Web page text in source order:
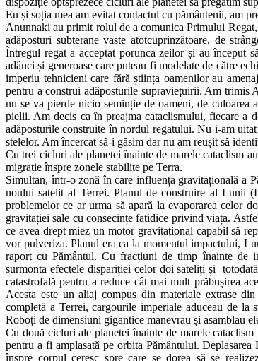
Eu și soția mea am evitat contactul cu pământenii, am
Anunnaki au primit rolul de a comunica Primului
adăposturi subterane vaste atotcuprinzătoare, de
Întregul regat a acceptat porunca zeilor și au început
adânci și generoase care puteau fi modelate de către
imperiu tehnicieni care fără știința oamenilor au
pentru a construi adăposturile supraviețuirii. Am trimis
nu se va pierde nicio seminție de oameni, de culoarea
pielii. Am decis ca în preajma cataclismului, fiecare a
adăposturile construite în nordul regatului. Nu i-am
stelelor. Am încercat să-i găsim dar nu am reușit să
Cu trei cicluri ale planetei înainte de marele cataclism
migrație înspre zonele stabilite pe Terra.
Simultan, într-o zonă în care influența gravitațională a
noului satelit al Terrei. Planul de construire al Lunii
problemelor ce ar urma să apară la evaporarea celor
gravitației sale cu consecințe fatidice privind viața.
ce avea drept miez un motor gravitațional capabil să
vor pulveriza. Planul era ca la momentul impactului,
raport cu Pământul. Cu fracțiuni de timp înainte de
surmonta efectele dispariției celor doi sateliți și
catastrofală pentru a reduce cât mai mult prăbușirea
Acesta este un aliaj compus din materiale extrase
completă a Terrei, cargourile imperiale aduceau de la
Roboți de dimensiuni gigantice manevrau și asamblau
Cu două cicluri ale planetei înainte de marele
pentru a fi amplasată pe orbita Pământului.
înspre corpul ceresc spre care se dorea să se